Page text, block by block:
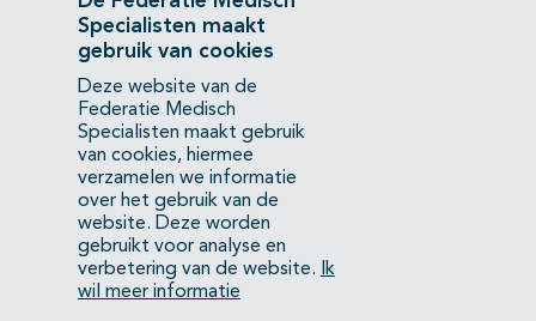
Contact
Mercatorlaan 1200
3528 BL Utrecht
(088) 505 34 34
info@richtlijnendatabase.nl
YouTubeLinkedIn
Specialisten maakt
gebruik van cookies
Deze website van de
Federatie Medisch
Specialisten maakt gebruik
van cookies, hiermee
verzamelen we informatie
over het gebruik van de
website. Deze worden
gebruikt voor analyse en
verbetering van de website.
Ik
wil meer informatie